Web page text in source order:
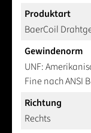
Produktart
BaerCoil
Gewindenorm
UNF:
Fine nach ANSI
Richtung
Rechts